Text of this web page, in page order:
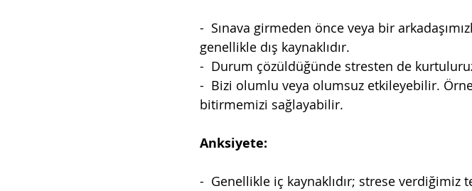
-  Sınava girmeden önce veya bir
genellikle dış kaynaklıdır.
-  Durum çözüldüğünde stresten de
-  Bizi olumlu veya olumsuz etkileyebilir.
bitirmemizi sağlayabilir.
Anksiyete:
-  Genellikle iç kaynaklıdır; strese verdiğimiz